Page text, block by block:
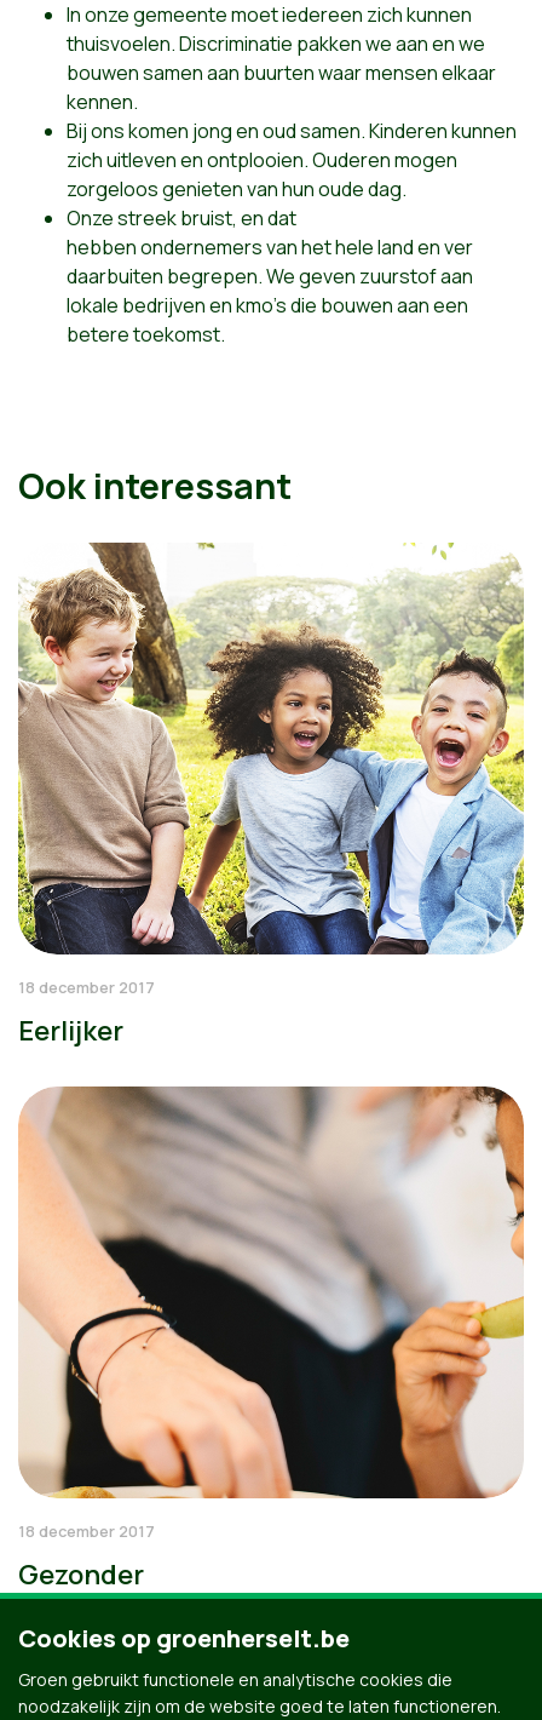
In onze gemeente moet iedereen zich kunnen
thuisvoelen. Discriminatie pakken we aan en we
bouwen samen aan buurten waarmensen elkaar
kennen.
Bij ons komen jong en oud samen. Kinderen kunnen
zich uitleven en ontplooien. Ouderen mogen
zorgeloos genieten van hun oude dag.
Onzestreekbruist, en dat
hebbenondernemersvan het hele land en ver
daarbuiten begrepen. We geven zuurstof aan
lokale bedrijven en kmo's die bouwen aan een
betere toekomst.
Ook interessant
18 december 2017
Eerlijker
18 december 2017
Gezonder
Cookies op groenherselt.be
Groen gebruikt functionele en analytische cookies die
noodzakelijk zijn om de website goed te laten functioneren.